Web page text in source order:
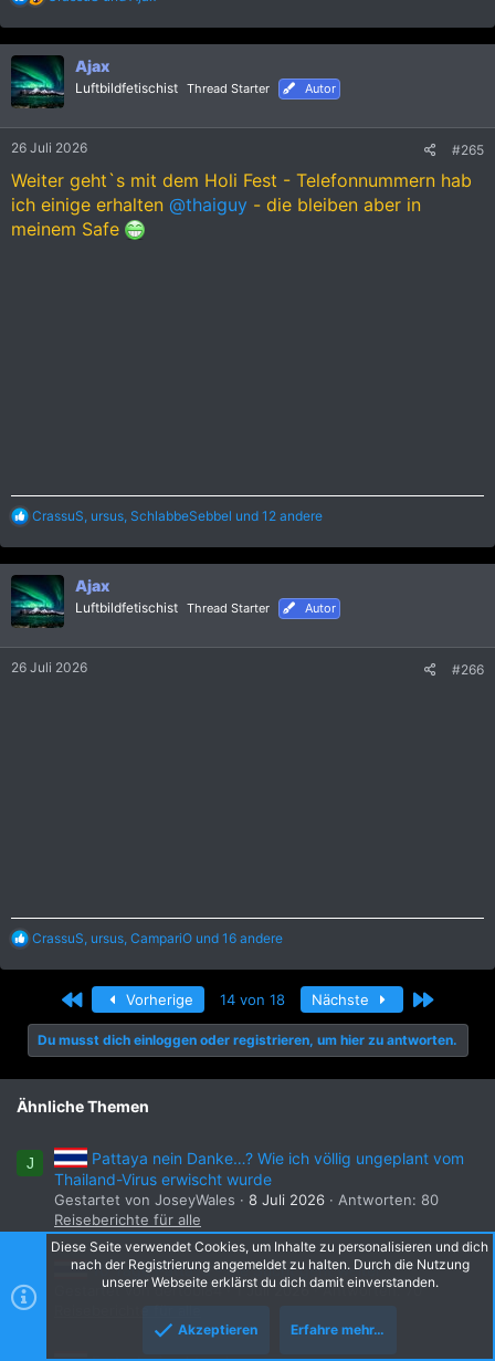
a
k
t
i
o
n
Ajax
Luftbildfetischist Thread Starter Autor
26 Juli 2026 #265
Weiter geht`s mit dem Holi Fest - Telefonnummern hab
ich einige erhalten @thaiguy - die bleiben aber in
meinem Safe
R
a
k
t
i
o
n
CrassuS, ursus, SchlabbeSebbel und 12 andere
Ajax
Luftbildfetischist Thread Starter Autor
26 Juli 2026 #266
R
a
i
o
n
e
:
CrassuS, ursus, CampariO und 16 andere
Erste Vorherige 14 von 18 Nächste Letzte
Du musst dich einloggen oder registrieren, um hier zu antworten.
Ähnliche Themen
J
Pattaya nein Danke…? Wie ich völlig ungeplant vom
Thailand-Virus erwischt wurde
Gestartet von JoseyWales 8 Juli 2026
Antworten: 80
Reiseberichte für alle
10 Tage Pattaya - die Sucht geht weiter
Gestartet von dertobi84 1 Juli 2026
Antworten: 70
Diese Seite verwendet Cookies, um Inhalte zu personalisieren und dich
nach der Registrierung angemeldet zu halten. Durch die Nutzung
unserer Webseite erklärst du dich damit einverstanden.
Akzeptieren Erfahre mehr…